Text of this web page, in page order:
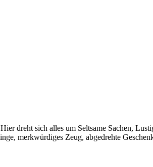
dreht sich alles um Seltsame Sachen,
merkwürdiges Zeug, abgedrehte